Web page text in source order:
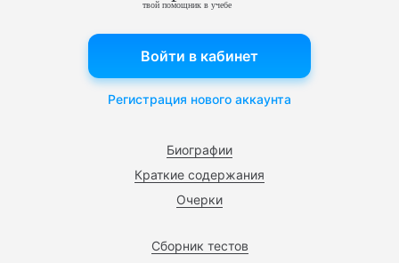
твой помощник в учебе
Биографии
Краткие содержания
Очерки
Сборник тестов
Войти в кабинет
Регистрация нового аккаунта